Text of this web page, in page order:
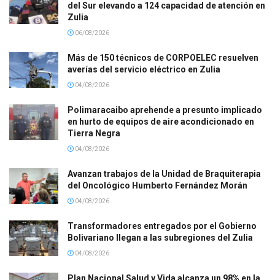
del Sur elevando a 124 capacidad de atención en
Zulia
06/08/2026
Más de 150 técnicos de CORPOELEC resuelven
averías del servicio eléctrico en Zulia
04/08/2026
Polimaracaibo aprehende a presunto implicado
en hurto de equipos de aire acondicionado en
Tierra Negra
04/08/2026
Avanzan trabajos de la Unidad de Braquiterapia
del Oncológico Humberto Fernández Morán
04/08/2026
Transformadores entregados por el Gobierno
Bolivariano llegan a las subregiones del Zulia
04/08/2026